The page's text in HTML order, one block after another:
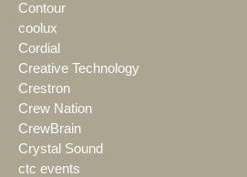
Contour
coolux
Cordial
Creative Technology
Crestron
Crew Nation
CrewBrain
Crystal Sound
ctc events